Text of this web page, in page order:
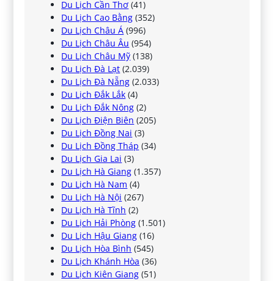
Du Lịch Cần Thơ (41)
Du Lịch Cao Bằng (352)
Du Lịch Châu Á (996)
Du Lịch Châu Âu (954)
Du Lịch Châu Mỹ (138)
Du Lịch Đà Lạt (2.039)
Du Lịch Đà Nẵng (2.033)
Du Lịch Đắk Lắk (4)
Du Lịch Đắk Nông (2)
Du Lịch Điện Biên (205)
Du Lịch Đồng Nai (3)
Du Lịch Đồng Tháp (34)
Du Lịch Gia Lai (3)
Du Lịch Hà Giang (1.357)
Du Lịch Hà Nam (4)
Du Lịch Hà Nội (267)
Du Lịch Hà Tĩnh (2)
Du Lịch Hải Phòng (1.501)
Du Lịch Hậu Giang (16)
Du Lịch Hòa Bình (545)
Du Lịch Khánh Hòa (36)
Du Lịch Kiên Giang (51)